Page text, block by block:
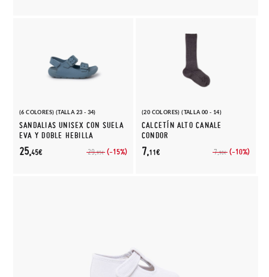
(6 COLORES) (TALLA 23 - 34)
SANDALIAS UNISEX CON SUELA
EVA Y DOBLE HEBILLA
29,95€ (-15%)
25,45€
(20 COLORES) (TALLA 00 - 14)
CALCETÍN ALTO CANALE
CONDOR
7,90€ (-10%)
7,11€